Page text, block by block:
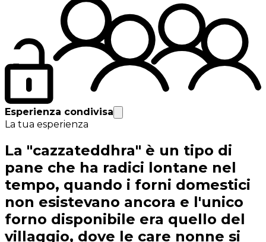
Esperienza condivisa
La tua esperienza
La "cazzateddhra" è un tipo di
pane che ha radici lontane nel
tempo, quando i forni domestici
non esistevano ancora e l'unico
forno disponibile era quello del
villaggio, dove le care nonne si